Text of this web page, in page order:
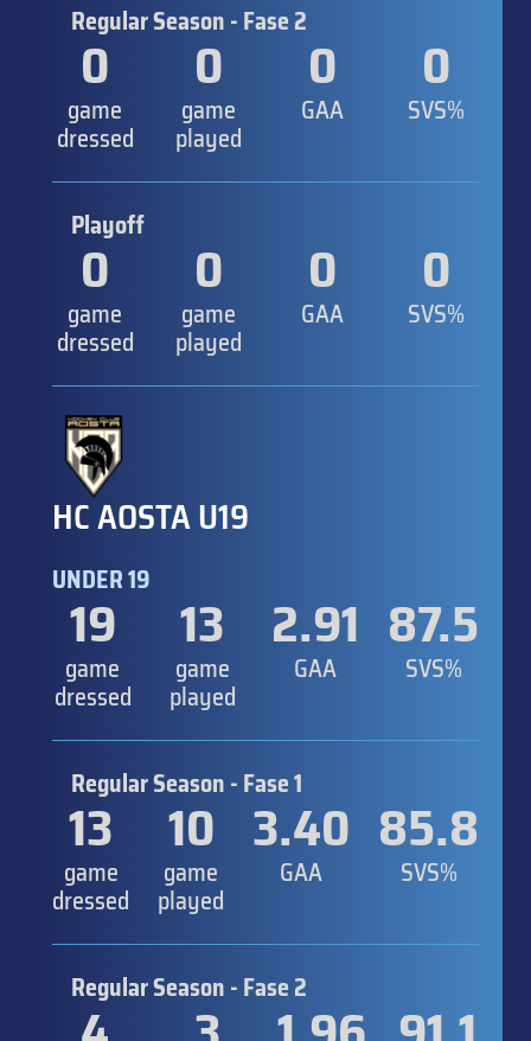
Regular Season - Fase 2
0
game
dressed
0
game
played
0
GAA
0
SVS%
Playoff
0
game
dressed
0
game
played
0
GAA
0
SVS%
HC AOSTA U19
UNDER 19
19
game
dressed
13
game
played
2.91
GAA
87.5
SVS%
Regular Season - Fase 1
13
game
dressed
10
game
played
3.40
GAA
85.8
SVS%
Regular Season - Fase 2